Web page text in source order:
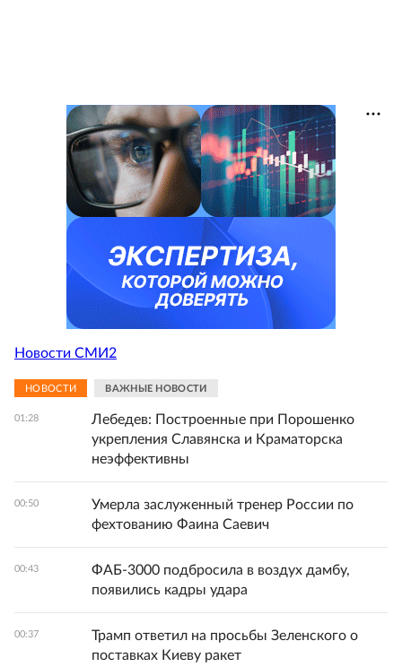
Новости СМИ2
НОВОСТИ ВАЖНЫЕ НОВОСТИ
01:28
Лебедев: Построенные при Порошенко
укрепления Славянска и Краматорска
неэффективны
00:50
Умерла заслуженный тренер России по
фехтованию Фаина Саевич
00:43
ФАБ-3000 подбросила в воздух дамбу,
появились кадры удара
00:37
Трамп ответил на просьбы Зеленского о
поставках Киеву ракет